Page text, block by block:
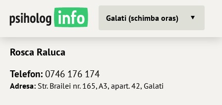
Galati (schimba oras)
Rosca Raluca
Telefon: 0746 176 174
Adresa: Str. Brailei nr. 165, A3, apart. 42, Galati